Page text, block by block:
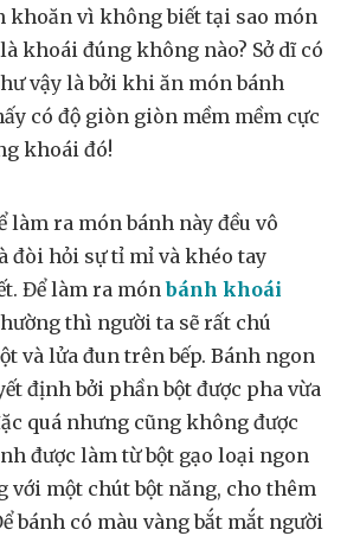
khoăn vì không biết tại sao món
khoái đúng không nào? Sở dĩ có
vậy là bởi khi ăn món bánh
có độ giòn giòn mềm mềm cực
khoái đó!
làm ra món bánh này đều vô
đòi hỏi sự tỉ mỉ và khéo tay
Để làm ra mónbánh khoái
thì người ta sẽ rất chú
và lửa đun trên bếp. Bánh ngon
định bởi phần bột được pha vừa
quá nhưng cũng không được
được làm từ bột gạo loại ngon
với một chút bột năng, cho thêm
bánh có màu vàng bắt mắt người